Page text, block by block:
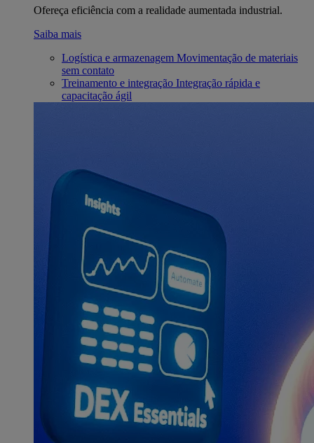
Ofereça eficiência com a realidade aumentada industrial.
Saiba mais
Logística e armazenagem Movimentação de materiais
sem contato
Treinamento e integração Integração rápida e
capacitação ágil